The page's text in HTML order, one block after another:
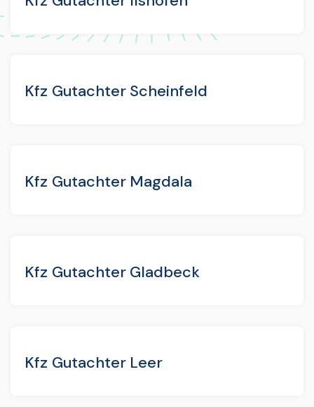
Kfz Gutachter Scheinfeld
Kfz Gutachter Magdala
Kfz Gutachter Gladbeck
Kfz Gutachter Leer